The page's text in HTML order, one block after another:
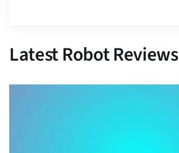
Latest Robot Reviews